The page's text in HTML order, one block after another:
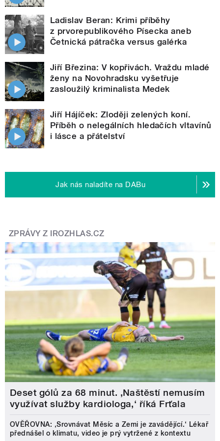
Ladislav Beran: Krimi příběhy
z prvorepublikového Písecka aneb
Četnická pátračka versus galérka
Jiří Březina: V kopřivách. Vraždu mladé
ženy na Novohradsku vyšetřuje
zasloužilý kriminalista Medek
Jiří Hájíček: Zloději zelených koní.
Příběh o nelegálních hledačích vltavínů
i lásce a přátelství
Jak nás naladíte na DABu
ZPRÁVY Z IROZHLAS.CZ
Deset gólů za 68 minut. ,Naštěstí nemusím
využívat služby kardiologa,‘ říká Frťala
OVĚŘOVNA: ‚Srovnávat Měsíc a Zemi je zavádějící.‘ Lékař
přednášel o klimatu, video je prý vytržené z kontextu